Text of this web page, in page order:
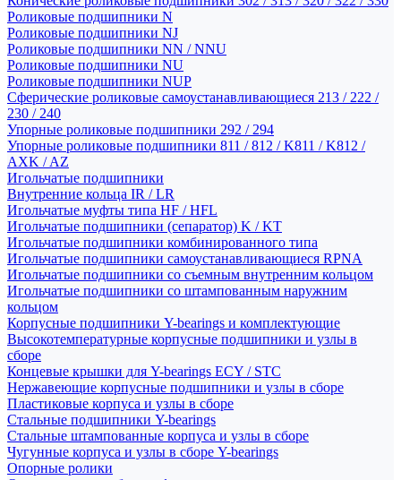
Роликовые подшипники N
Роликовые подшипники NJ
Роликовые подшипники NN / NNU
Роликовые подшипники NU
Роликовые подшипники NUP
Сферические роликовые самоустанавливающиеся 213 / 222 /
230 / 240
Упорные роликовые подшипники 292 / 294
Упорные роликовые подшипники 811 / 812 / K811 / K812 /
AXK / AZ
Игольчатые подшипники
Внутренние кольца IR / LR
Игольчатые муфты типа HF / HFL
Игольчатые подшипники (сепаратор) K / KT
Игольчатые подшипники комбинированного типа
Игольчатые подшипники самоустанавливающиеся RPNA
Игольчатые подшипники со съемным внутренним кольцом
Игольчатые подшипники со штампованным наружним
кольцом
Корпусные подшипники Y-bearings и комплектующие
Высокотемпературные корпусные подшипники и узлы в
сборе
Концевые крышки для Y-bearings ECY / STC
Нержавеющие корпусные подшипники и узлы в сборе
Пластиковые корпуса и узлы в сборе
Стальные подшипники Y-bearings
Стальные штампованные корпуса и узлы в сборе
Чугунные корпуса и узлы в сборе Y-bearings
Опорные ролики